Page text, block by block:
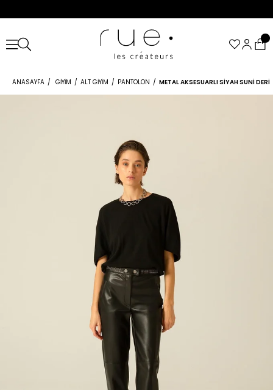
ANASAYFA GIYIM ALT GIYIM PANTOLON METAL AKSESUARLI SIYAH SUNI